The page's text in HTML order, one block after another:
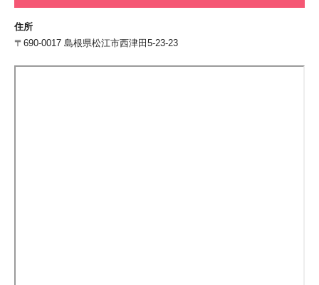
住所
〒690-0017 島根県松江市西津田5-23-23